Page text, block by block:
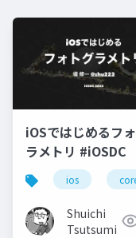
iOSではじめるフ
ラメトリ #iOSDC
ios
Shuichi
Tsutsumi